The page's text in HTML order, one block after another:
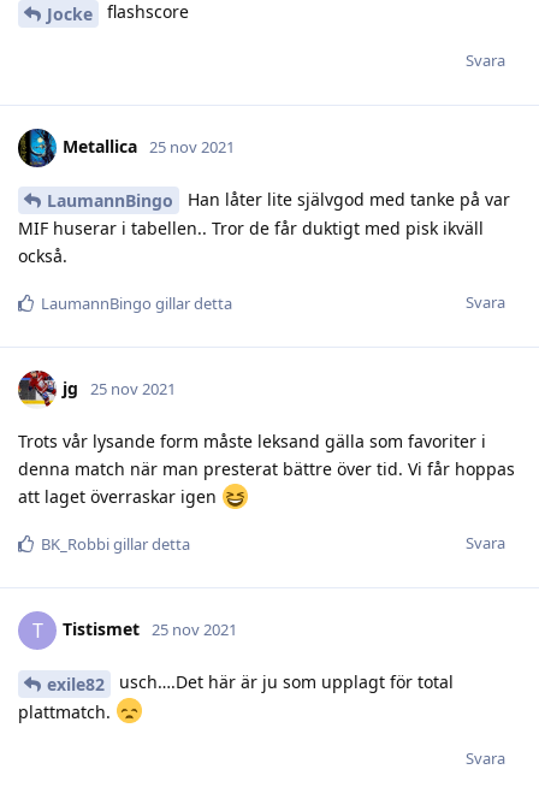
Jocke flashscore
Svara
Metallica 25 nov 2021
LaumannBingo
Han låter lite självgod med tanke på var
MIF huserar i tabellen.. Tror de får duktigt med pisk ikväll
också.
Svara
LaumannBingo gillar detta
jg 25 nov 2021
Trots vår lysande form måste leksand gälla som favoriter i
denna match när man presterat bättre över tid. Vi får hoppas
att laget överraskar igen
Svara
BK_Robbigillar detta
T Tistismet 25 nov 2021
exile82
usch….Det här är ju som upplagt för total
plattmatch.
Svara